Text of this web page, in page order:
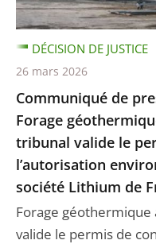
Communiqué de
Forage
tribunal valide le
l’autorisation
société Lithium de
Forage géothermique
valide le permis de
DÉCISION DE JUSTICE
26 mars 2026